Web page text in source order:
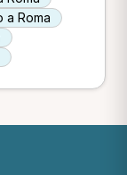
a Roma